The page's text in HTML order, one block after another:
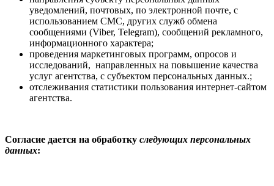
уведомлений, почтовых, по электронной почте, с
использованием СМС, других служб обмена
сообщениями (Viber, Telegram), сообщений рекламного,
информационного характера;
проведения маркетинговых программ, опросов и
исследований, направленных на повышение качества
услуг агентства, с субъектом персональных данных.;
отслеживания статистики пользования интернет-сайтом
агентства.
Согласие дается на обработку следующих персональных
данных: